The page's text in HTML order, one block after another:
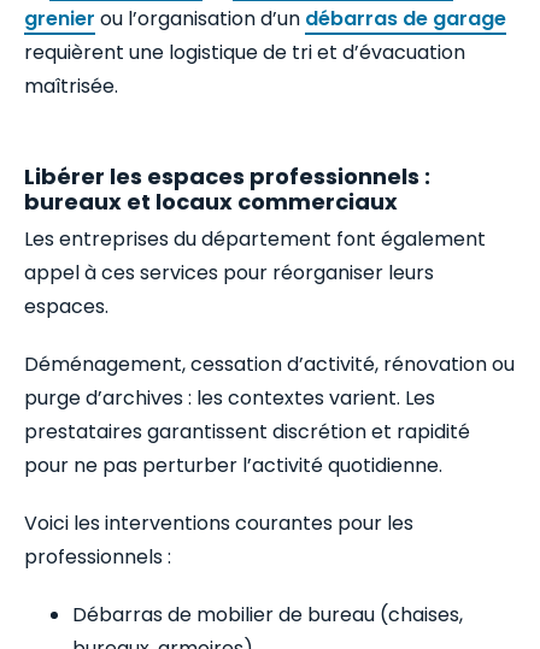
grenier ou l’organisation d’un débarras de garage
requièrent une logistique de tri et d’évacuation
maîtrisée.
Libérer les espaces professionnels :
bureaux et locaux commerciaux
Les entreprises du département font également
appel à ces services pour réorganiser leurs
espaces.
Déménagement, cessation d’activité, rénovation ou
purge d’archives : les contextes varient. Les
prestataires garantissent discrétion et rapidité
pour ne pas perturber l’activité quotidienne.
Voici les interventions courantes pour les
professionnels :
Débarras de mobilier de bureau (chaises,